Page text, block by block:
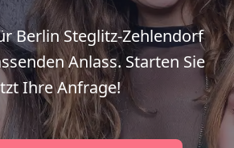
Berlin Steglitz-Zehlendorf
Anlass. Starten Sie
Ihre Anfrage!